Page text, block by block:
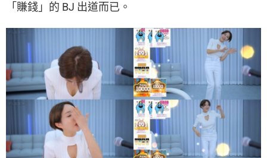
「賺錢」的 BJ 出道而已。